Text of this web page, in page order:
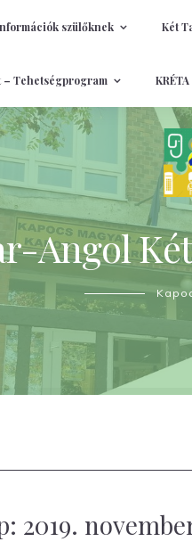
Angol
szülőknek Két
– Tehetségprogram
2019.